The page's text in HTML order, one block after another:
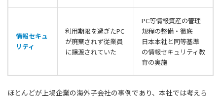
情報セキュ
リティ
利用期限を過ぎたPC
が廃棄されず従業員
に譲渡されていた
PC等情報資産の管理
規程の整備・徹底
日本本社と同等基準
の情報セキュリティ教
育の実施
ほとんどが上場企業の海外子会社の事例であり、本社では考えら